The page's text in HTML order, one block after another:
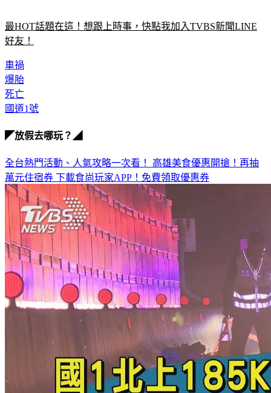
最HOT話題在這！想跟上時事，快點我加入TVBS新聞LINE
好友！
車禍
爆胎
死亡
國道1號
◤放假去哪玩？◢
全台熱門活動、人氣攻略一次看！ 高雄美食優惠開搶！再抽
萬元住宿券 下載食尚玩家APP！免費領取優惠券